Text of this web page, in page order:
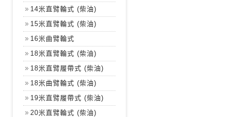
14米直臂輪式 (柴油)
15米直臂輪式 (柴油)
16米曲臂輪式
18米直臂輪式 (柴油)
18米直臂履帶式 (柴油)
18米曲臂輪式 (柴油)
19米直臂履帶式 (柴油)
20米直臂輪式 (柴油)